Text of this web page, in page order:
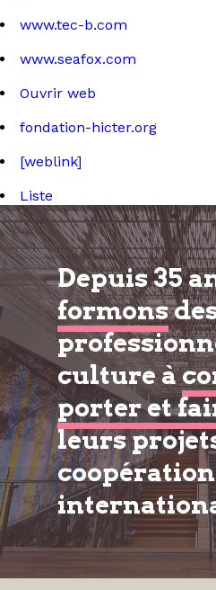
www.tec-b.com
www.seafox.com
Ouvrir web
fondation-hicter.org
[weblink]
Liste
Depuis 35
formons
culture à
porter et
leurs
coopération